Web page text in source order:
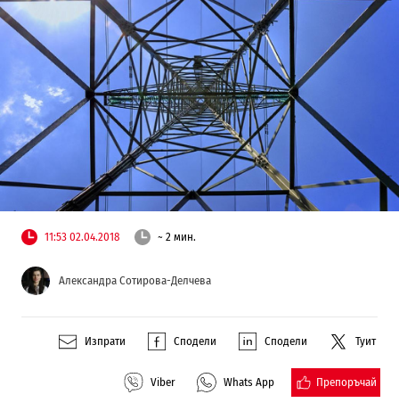
11:53 02.04.2018 ~ 2 мин.
Александра Сотирова-Делчева
Изпрати Сподели Сподели Туит
Viber Whats App Препоръчай